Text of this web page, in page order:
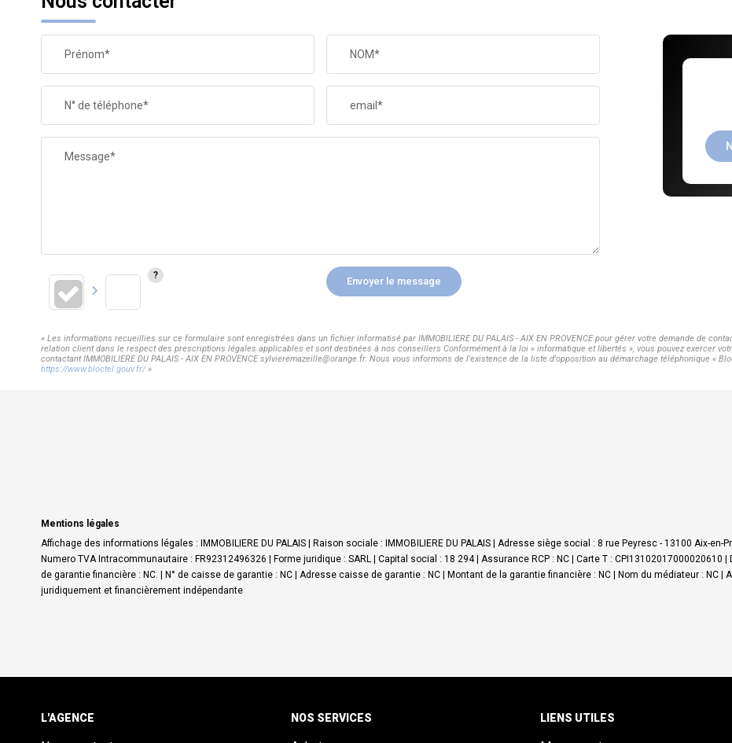
Prénom* NOM*
N° de téléphone* email*
Message*
Envoyer le message
« Les informations recueillies sur ce formulaire sont enregistrées dans un fichier informatisé par IMMOBILIERE DU PALAIS - AIX EN PROVENCE pour gérer votre demande de
relation client dans le respect des prescriptions légales applicables et sont destinées à nos conseillers Conformément à la loi « informatique et libertés », vous pouvez exercer
contactant IMMOBILIERE DU PALAIS - AIX EN PROVENCE sylvieremazeille@orange.fr. Nous vous informons de l'existence de la liste d'opposition au démarchage téléphonique «
https://www.bloctel.gouv.fr/»
Mentions légales
Affichage des informations légales : IMMOBILIERE DU PALAIS | Raison sociale : IMMOBILIERE DU PALAIS | Adresse siège social : 8 rue Peyresc - 13100 Aix-en-
Numero TVA Intracommunautaire : FR92312496326 | Forme juridique : SARL | Capital social : 18 294 | Assurance RCP : NC | Carte T : CPI13102017000020610
de garantie financière : NC. | N° de caisse de garantie : NC | Adresse caisse de garantie : NC | Montant de la garantie financière : NC | Nom du médiateur : NC |
juridiquement et financièrement indépendante
L'AGENCE NOS SERVICES LIENS UTILES